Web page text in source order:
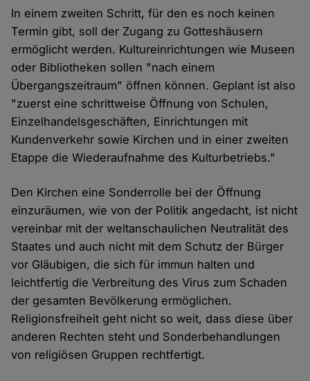
In einem zweiten Schritt, für den es noch keinen
Termin gibt, soll der Zugang zu Gotteshäusern
ermöglicht werden. Kultureinrichtungen wie Museen
oder Bibliotheken sollen "nach einem
Übergangszeitraum" öffnen können. Geplant ist also
"zuerst eine schrittweise Öffnung von Schulen,
Einzelhandelsgeschäften, Einrichtungen mit
Kundenverkehr sowie Kirchen und in einer zweiten
Etappe die Wiederaufnahme des Kulturbetriebs."
Den Kirchen eine Sonderrolle bei der Öffnung
einzuräumen, wie von der Politik angedacht, ist nicht
vereinbar mit der weltanschaulichen Neutralität des
Staates und auch nicht mit dem Schutz der Bürger
vor Gläubigen, die sich für immun halten und
leichtfertig die Verbreitung des Virus zum Schaden
der gesamten Bevölkerung ermöglichen.
Religionsfreiheit geht nicht so weit, dass diese über
anderen Rechten steht und Sonderbehandlungen
von religiösen Gruppen rechtfertigt.